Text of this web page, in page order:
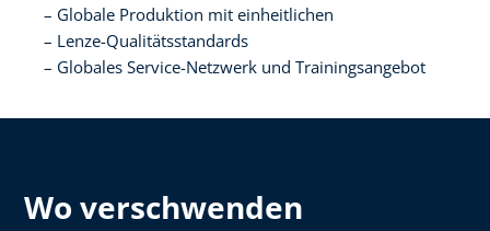
Globale Produktion mit einheitlichen ​
Lenze-Qualitätsstandards​
Globales Service-Netzwerk und Trainingsangebot
Wo verschwenden